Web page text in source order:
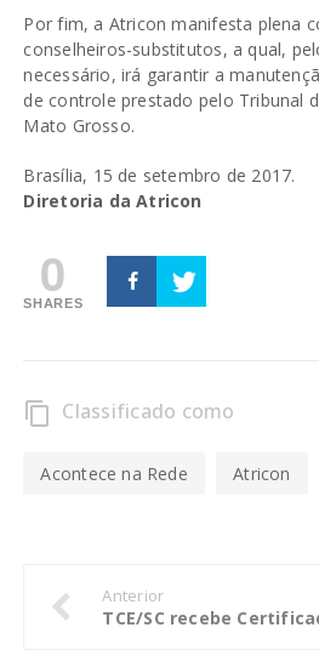
Por fim, a Atricon manifesta plena
conselheiros-substitutos, a qual,
necessário, irá garantir a
de controle prestado pelo Tribunal
Mato Grosso.
Brasília, 15 de setembro de 2017.
Diretoria da Atricon
0
SHARES
content_copy Classificado como
Acontece na Rede Atricon
Anterior